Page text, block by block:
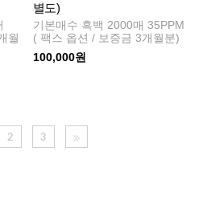
월
별도)
기본매수 흑백 2000매 35PPM
( 팩스 옵션 / 보증금 3개월분)
100,000원
2 3